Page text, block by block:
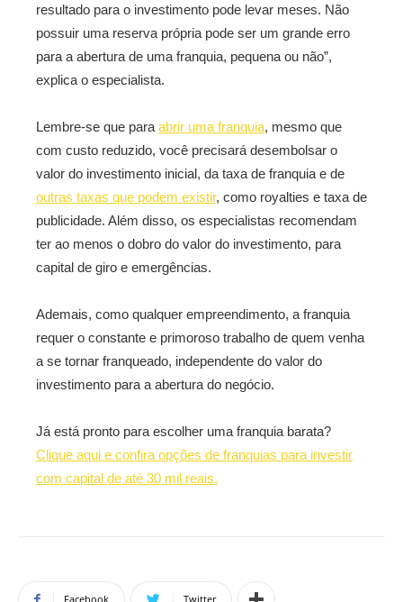
resultado para o investimento pode levar meses. Não
possuir uma reserva própria pode ser um grande erro
para a abertura de uma franquia, pequena ou não”,
explica o especialista.
Lembre-se que para abrir uma franquia, mesmo que
com custo reduzido, você precisará desembolsar o
valor do investimento inicial, da taxa de franquia e de
outras taxas que podem existir, como royalties e taxa de
publicidade. Além disso, os especialistas recomendam
ter ao menos o dobro do valor do investimento, para
capital de giro e emergências.
Ademais, como qualquer empreendimento, a franquia
requer o constante e primoroso trabalho de quem venha
a se tornar franqueado, independente do valor do
investimento para a abertura do negócio.
Já está pronto para escolher uma franquia barata?
Clique aqui e confira opções de franquias para investir
com capital de até 30 mil reais.
Facebook Twitter